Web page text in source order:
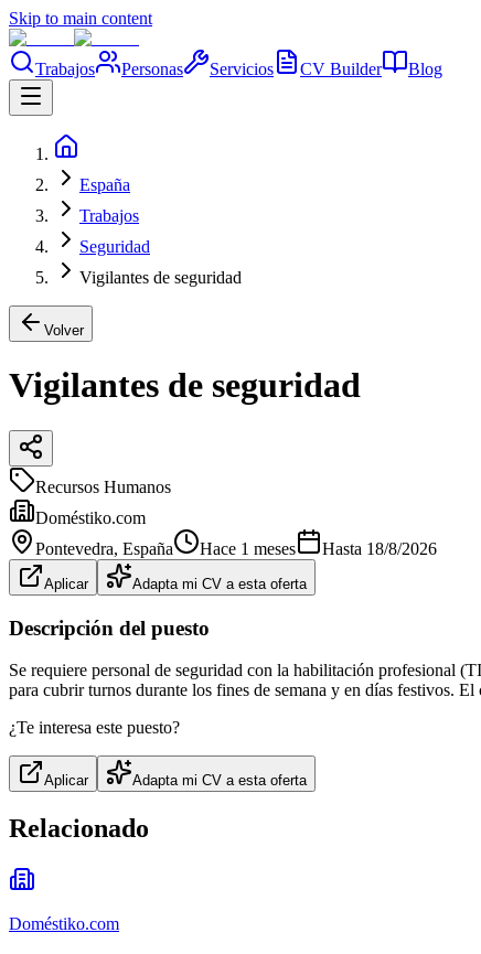
Skip to main content
Trabajos Personas Servicios CV Builder Blog
España
Trabajos
Seguridad
Vigilantes de seguridad
Volver
Vigilantes de seguridad
Recursos Humanos
Doméstiko.com
Pontevedra, España Hace 1 meses Hasta 18/8/2026
Aplicar Adapta mi CV a esta oferta
Descripción del puesto
Se requiere personal de seguridad con la habilitación profesional
para cubrir turnos durante los fines de semana y en días festivos.
¿Te interesa este puesto?
Aplicar Adapta mi CV a esta oferta
Relacionado
Doméstiko.com